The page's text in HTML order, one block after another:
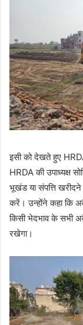
इसी को देखते हुए
HRDA की उपाध्यक्ष
भूखंड या संपत्ति
करें। उन्होंने कहा कि
किसी भेदभाव के सभी
रखेगा।